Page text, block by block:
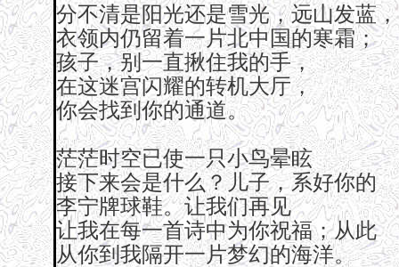
分不清是阳光还是雪光，远山发蓝，
衣领内仍留着一片北中国的寒霜；
孩子，别一直揪住我的手，
在这迷宫闪耀的转机大厅，
你会找到你的通道。
茫茫时空已使一只小鸟晕眩
接下来会是什么？儿子，系好你的
李宁牌球鞋。让我们再见
让我在每一首诗中为你祝福；从此
从你到我隔开一片梦幻的海洋。